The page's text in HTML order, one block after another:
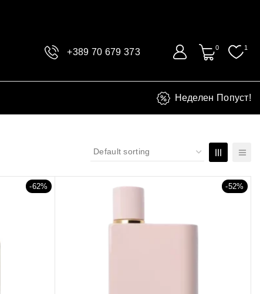
+389 70 679 373 0 1
Неделен Попуст!
-62% -52%